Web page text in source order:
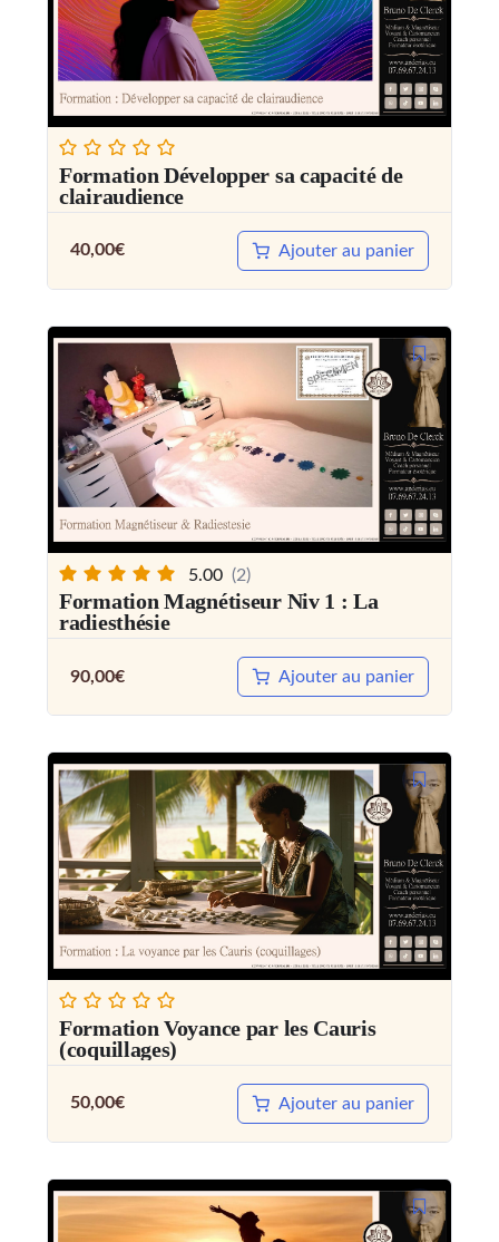
Formation Développer sa capacité de
clairaudience
40,00€ Ajouter au panier
5.00 (2)
Formation Magnétiseur Niv 1 : La
radiesthésie
90,00€ Ajouter au panier
Formation Voyance par les Cauris
(coquillages)
50,00€ Ajouter au panier